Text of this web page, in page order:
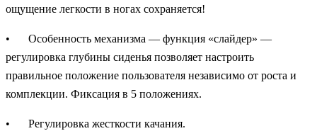
ощущение легкости в ногах сохраняется!
•
Особенность механизма — функция «слайдер» —
регулировка глубины сиденья позволяет настроить
правильное положение пользователя независимо от роста и
комплекции. Фиксация в 5 положениях.
• Регулировка жесткости качания.